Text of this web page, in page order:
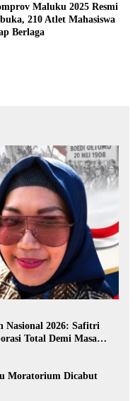
Maluku 2025 Resmi
210 Atlet Mahasiswa
Berlaga
Nasional 2026: Safitri
Total Demi Masa
Moratorium Dicabut